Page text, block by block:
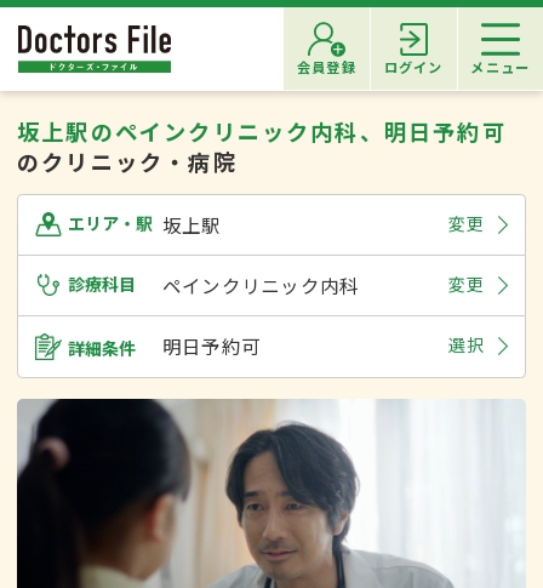
会員登録 ログイン メニュー
坂上駅のペインクリニック内科、明日予約可
のクリニック・病院
エリア・駅 坂上駅 変更
診療科目 ペインクリニック内科 変更
詳細条件 明日予約可 選択